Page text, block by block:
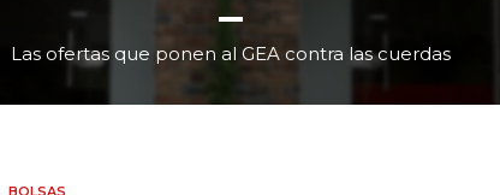
Las ofertas que ponen al GEA contra las cuerdas
BOLSAS